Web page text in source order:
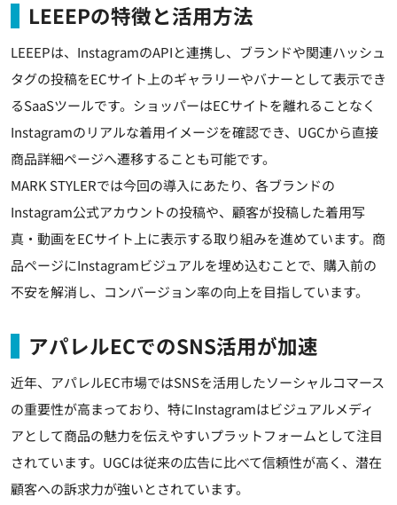
LEEEPの特徴と活用方法
LEEEPは、InstagramのAPIと連携し、ブランドや関連ハッシュ
タグの投稿をECサイト上のギャラリーやバナーとして表示でき
るSaaSツールです。ショッパーはECサイトを離れることなく
Instagramのリアルな着用イメージを確認でき、UGCから直接
商品詳細ページへ遷移することも可能です。
MARK STYLERでは今回の導入にあたり、各ブランドの
Instagram公式アカウントの投稿や、顧客が投稿した着用写
真・動画をECサイト上に表示する取り組みを進めています。商
品ページにInstagramビジュアルを埋め込むことで、購入前の
不安を解消し、コンバージョン率の向上を目指しています。
アパレルECでのSNS活用が加速
近年、アパレルEC市場ではSNSを活用したソーシャルコマース
の重要性が高まっており、特にInstagramはビジュアルメディ
アとして商品の魅力を伝えやすいプラットフォームとして注目
されています。UGCは従来の広告に比べて信頼性が高く、潜在
顧客への訴求力が強いとされています。